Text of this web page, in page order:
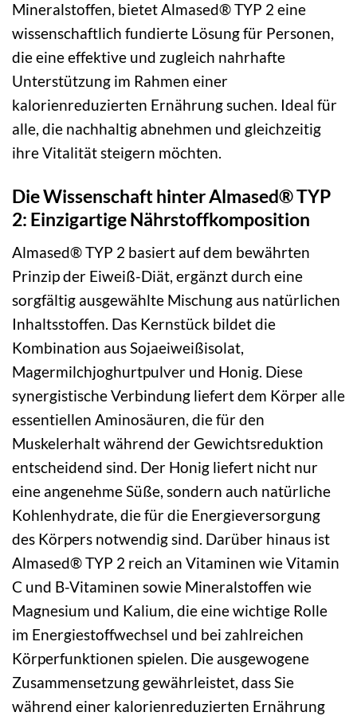
Mineralstoffen, bietet Almased® TYP 2 eine
wissenschaftlich fundierte Lösung für Personen,
die eine effektive und zugleich nahrhafte
Unterstützung im Rahmen einer
kalorienreduzierten Ernährung suchen. Ideal für
alle, die nachhaltig abnehmen und gleichzeitig
ihre Vitalität steigern möchten.
Die Wissenschaft hinter Almased® TYP
2: Einzigartige Nährstoffkomposition
Almased® TYP 2 basiert auf dem bewährten
Prinzip der Eiweiß-Diät, ergänzt durch eine
sorgfältig ausgewählte Mischung aus natürlichen
Inhaltsstoffen. Das Kernstück bildet die
Kombination aus Sojaeiweißisolat,
Magermilchjoghurtpulver und Honig. Diese
synergistische Verbindung liefert dem Körper alle
essentiellen Aminosäuren, die für den
Muskelerhalt während der Gewichtsreduktion
entscheidend sind. Der Honig liefert nicht nur
eine angenehme Süße, sondern auch natürliche
Kohlenhydrate, die für die Energieversorgung
des Körpers notwendig sind. Darüber hinaus ist
Almased® TYP 2 reich an Vitaminen wie Vitamin
C und B-Vitaminen sowie Mineralstoffen wie
Magnesium und Kalium, die eine wichtige Rolle
im Energiestoffwechsel und bei zahlreichen
Körperfunktionen spielen. Die ausgewogene
Zusammensetzung gewährleistet, dass Sie
während einer kalorienreduzierten Ernährung